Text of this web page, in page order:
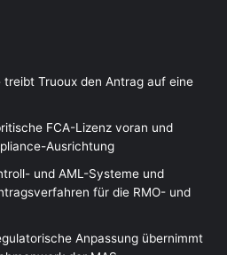
treibt Truoux den Antrag auf eine
FCA-Lizenz voran und
Ausrichtung
und AML-Systeme und
für die RMO- und
Anpassung übernimmt